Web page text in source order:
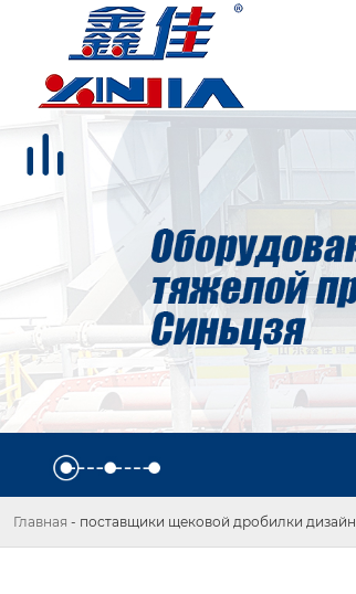
Главная - поставщики щековой дробилки дизайн